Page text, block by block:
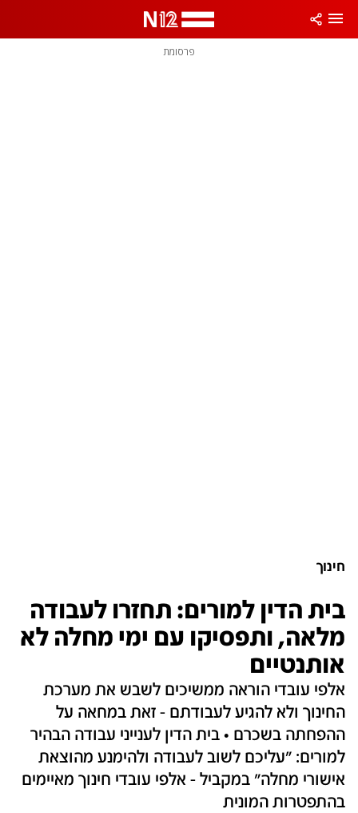
פרסומת
חינוך
בית הדין למורים: תחזרו לעבודה
מלאה, ותפסיקו עם ימי מחלה לא
אותנטיים
אלפי עובדי הוראה ממשיכים לשבש את מערכת
החינוך ולא להגיע לעבודתם - זאת במחאה על
ההפחתה בשכרם • בית הדין לענייני עבודה הבהיר
למורים: "עליכם לשוב לעבודה ולהימנע מהוצאת
אישורי מחלה" במקביל - אלפי עובדי חינוך מאיימים
בהתפטרות המונית